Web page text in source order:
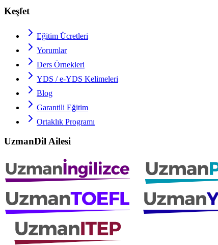
Keşfet
Eğitim Ücretleri
Yorumlar
Ders Örnekleri
YDS / e-YDS Kelimeleri
Blog
Garantili Eğitim
Ortaklık Programı
UzmanDil Ailesi